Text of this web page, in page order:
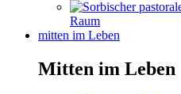
Raum
mitten im Leben
Mitten im Leben